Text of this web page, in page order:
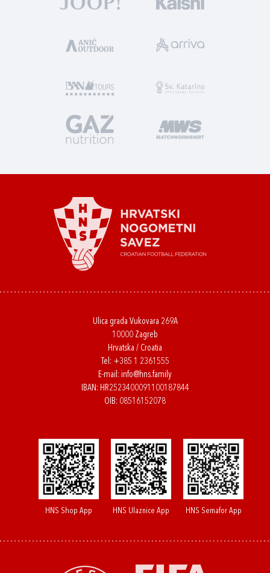
Ulica grada Vukovara 269A
10000 Zagreb
Hrvatska / Croatia
Tel: +385 1 2361555
E-mail: info@hns.family
IBAN: HR2523400091100187844
OIB: 08516152078
HNS Shop App HNS Ulaznice App HNS Semafor App